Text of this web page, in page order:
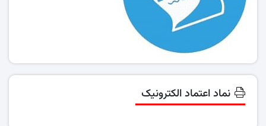
نماد اعتماد الکترونیک